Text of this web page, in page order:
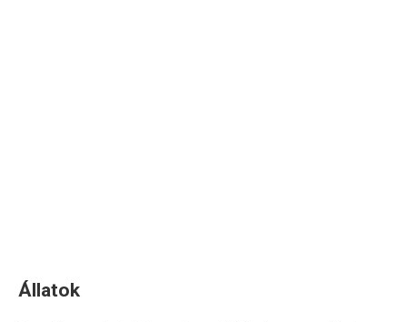
Állatok